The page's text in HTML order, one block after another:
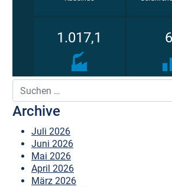
Suche nach:
Archive
Juli 2026
Juni 2026
Mai 2026
April 2026
März 2026